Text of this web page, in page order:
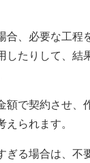
合、必要な工程
したりして、結
額で契約させ、
えられます。
ぎる場合は、不